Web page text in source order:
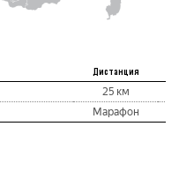
Дистанция
25 км
Марафон